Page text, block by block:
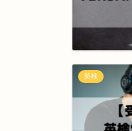
英検